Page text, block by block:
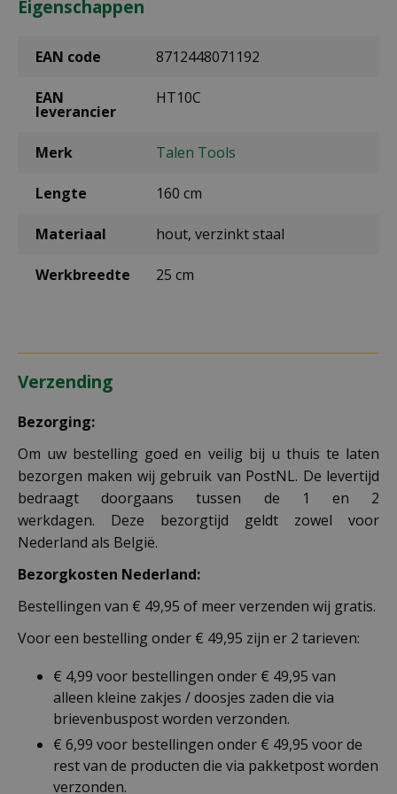
Eigenschappen
EAN code 8712448071192
EAN
leverancier
HT10C
Merk Talen Tools
Lengte 160 cm
Materiaal hout, verzinkt staal
Werkbreedte 25 cm
Verzending
Bezorging:
Om uw bestelling goed en veilig bij u thuis te laten
bezorgen maken wij gebruik van PostNL. De levertijd
bedraagt doorgaans tussen de 1 en 2
werkdagen. Deze bezorgtijd geldt zowel voor
Nederland als België.
Bezorgkosten Nederland:
Bestellingen van € 49,95 of meer verzenden wij gratis.
Voor een bestelling onder € 49,95 zijn er 2 tarieven:
€ 4,99 voor bestellingen onder € 49,95 van
alleen kleine zakjes / doosjes zaden die via
brievenbuspost worden verzonden.
€ 6,99 voor bestellingen onder € 49,95 voor de
rest van de producten die via pakketpost worden
verzonden.